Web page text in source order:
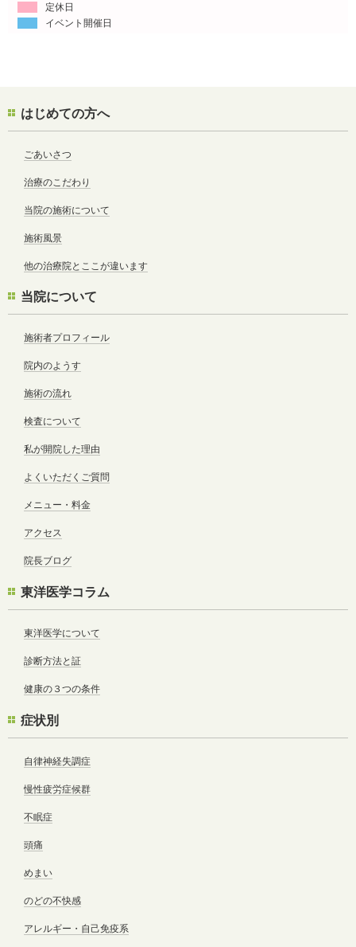
定休日
イベント開催日
はじめての方へ
ごあいさつ
治療のこだわり
当院の施術について
施術風景
他の治療院とここが違います
当院について
施術者プロフィール
院内のようす
施術の流れ
検査について
私が開院した理由
よくいただくご質問
メニュー・料金
アクセス
院長ブログ
東洋医学コラム
東洋医学について
診断方法と証
健康の３つの条件
症状別
自律神経失調症
慢性疲労症候群
不眠症
頭痛
めまい
のどの不快感
アレルギー・自己免疫系